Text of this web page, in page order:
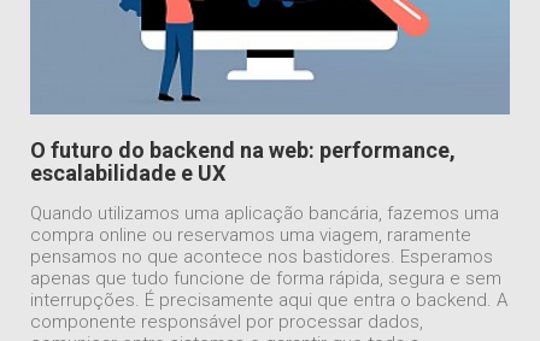
O futuro do backend na web: performance,
escalabilidade e UX
Quando utilizamos uma aplicação bancária, fazemos uma
compra online ou reservamos uma viagem, raramente
pensamos no que acontece nos bastidores. Esperamos
apenas que tudo funcione de forma rápida, segura e sem
interrupções. É precisamente aqui que entra o backend. A
componente responsável por processar dados,